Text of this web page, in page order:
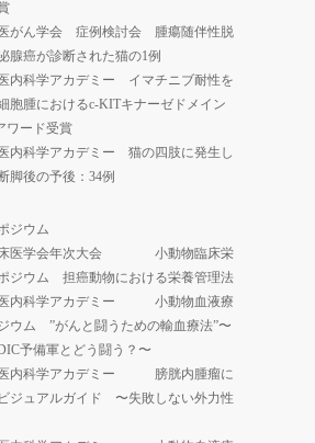
がん学会 症例検討会 腫瘍随伴性脱
腺癌が診断された猫の1例
内科学アカデミー イマチニブ耐性を
胞腫におけるc-KITキナーゼドメイン
ワード受賞
内科学アカデミー 猫の四肢に発生し
脚後の予後：34例
ジウム
床医学会年次大会 小動物臨床栄
ジウム 担癌動物における栄養管理法
内科学アカデミー 小動物血液療
ウム ”がんと闘うための輸血療法”〜
予備軍とどう闘う？〜
内科学アカデミー 膀胱内腫瘤に
ジュアルガイド 〜失敗しない外力性